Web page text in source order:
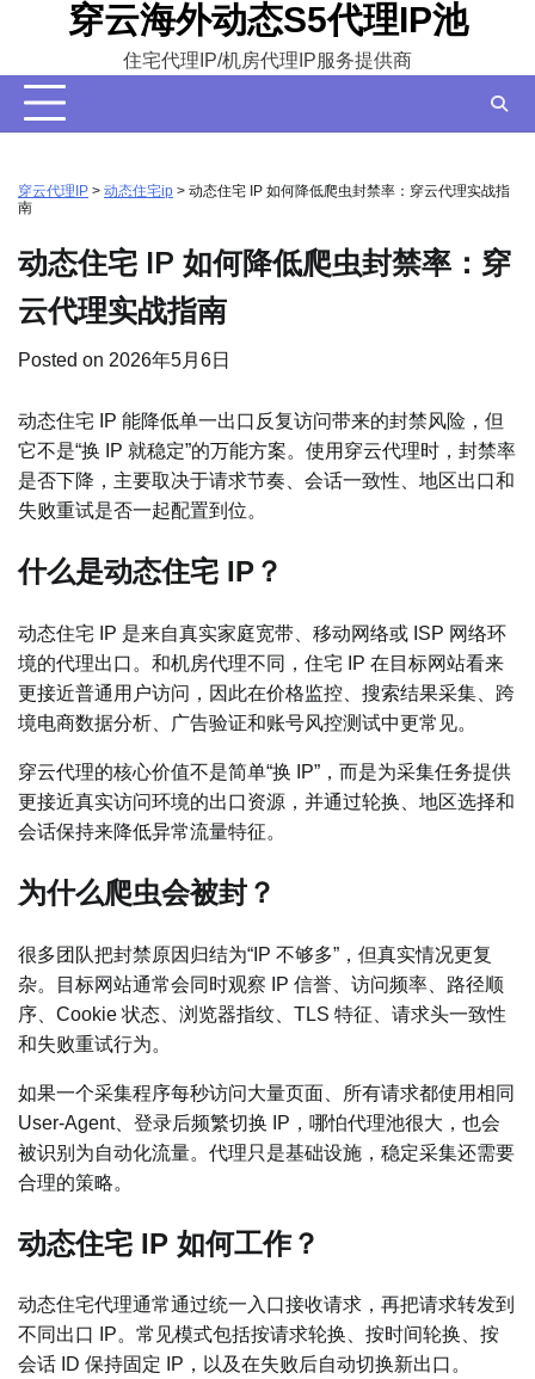
content
穿云海外动态S5代理IP池
住宅代理IP/机房代理IP服务提供商
穿云代理IP > 动态住宅ip > 动态住宅 IP 如何降低爬虫封禁率：穿云代理实战指
南
动态住宅 IP 如何降低爬虫封禁率：穿
云代理实战指南
Posted on 2026年5月6日
动态住宅 IP 能降低单一出口反复访问带来的封禁风险，但
它不是“换 IP 就稳定”的万能方案。使用穿云代理时，封禁率
是否下降，主要取决于请求节奏、会话一致性、地区出口和
失败重试是否一起配置到位。
什么是动态住宅 IP？
动态住宅 IP 是来自真实家庭宽带、移动网络或 ISP 网络环
境的代理出口。和机房代理不同，住宅 IP 在目标网站看来
更接近普通用户访问，因此在价格监控、搜索结果采集、跨
境电商数据分析、广告验证和账号风控测试中更常见。
穿云代理的核心价值不是简单“换 IP”，而是为采集任务提供
更接近真实访问环境的出口资源，并通过轮换、地区选择和
会话保持来降低异常流量特征。
为什么爬虫会被封？
很多团队把封禁原因归结为“IP 不够多”，但真实情况更复
杂。目标网站通常会同时观察 IP 信誉、访问频率、路径顺
序、Cookie 状态、浏览器指纹、TLS 特征、请求头一致性
和失败重试行为。
如果一个采集程序每秒访问大量页面、所有请求都使用相同
User-Agent、登录后频繁切换 IP，哪怕代理池很大，也会
被识别为自动化流量。代理只是基础设施，稳定采集还需要
合理的策略。
动态住宅 IP 如何工作？
动态住宅代理通常通过统一入口接收请求，再把请求转发到
不同出口 IP。常见模式包括按请求轮换、按时间轮换、按
会话 ID 保持固定 IP，以及在失败后自动切换新出口。